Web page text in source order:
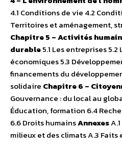
4.1 Conditions de vie 4.2
Territoires et aménagement,
Chapitre 5 – Activités
durable5.1 Les entreprises
économiques 5.3
financements du
solidaire Chapitre 6 –
Gouvernance : du local au
Éducation, formation 6.4
6.6 Droits humainsAnnexes
milieux et des climats A.3